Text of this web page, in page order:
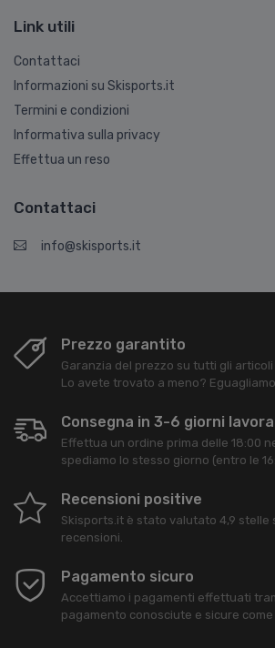
Link utili
Contattaci
Informazioni su Skisports.it
Termini e condizioni
Informativa sulla privacy
Effettua un reso
Contattaci
info@skisports.it
Prezzo garantito
Garanzia del prezzo su tutti gli articoli
Lo avete trovato a meno?
Consegna in 3-6 giorni
Effettua un ordine prima delle 18:00
spediamo lo stesso giorno (entro le
Recensioni positive
Skisports.it è stato valutato 4,9 stelle
recensioni.
Pagamento sicuro
Accettiamo i pagamenti effettuati
pagamento conosciute e sicure come